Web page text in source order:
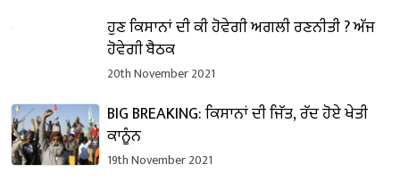
ਹੁਣ ਕਿਸਾਨਾਂ ਦੀ ਕੀ ਹੋਵੇਗੀ ਅਗਲੀ ਰਣਨੀਤੀ ? ਅੱਜ
ਹੋਵੇਗੀ ਬੈਠਕ
20th November 2021
BIG BREAKING: ਕਿਸਾਨਾਂ ਦੀ ਜਿੱਤ, ਰੱਦ ਹੋਏ ਖੇਤੀ
ਕਾਨੂੰਨ
19th November 2021